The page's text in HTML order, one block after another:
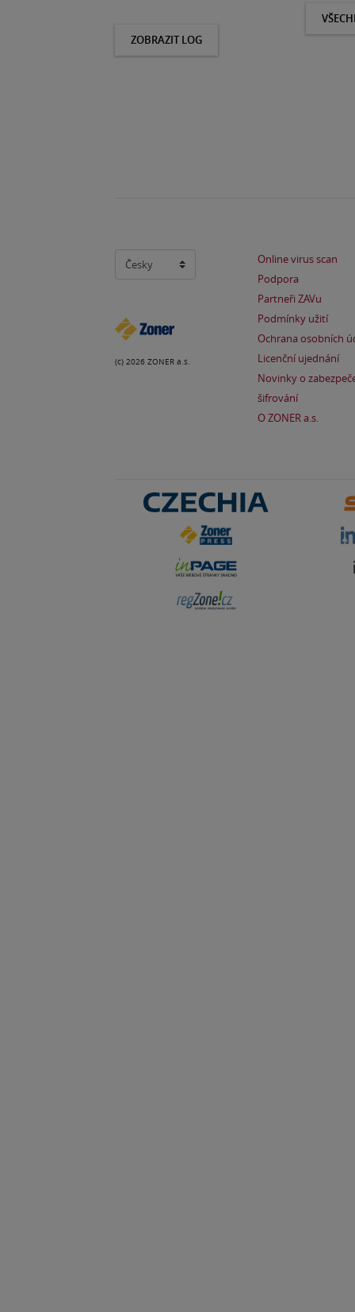
ZOBRAZIT LOG
(c) 2026 ZONER a.s.
Online virus scan
Podpora
Partneři ZAVu
Podmínky užití
Ochrana osobních
Licenční ujednání
Novinky o
šifrování
O ZONER a.s.